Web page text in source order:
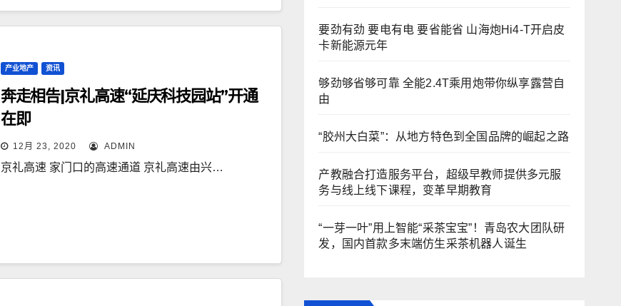
产业地产 资讯
奔走相告|京礼高速“延庆科技园站”开通
在即
12月 23, 2020 ADMIN
京礼高速 家门口的高速通道 京礼高速由兴…
要劲有劲 要电有电 要省能省 山海炮Hi4-T开启皮
卡新能源元年
够劲够省够可靠 全能2.4T乘用炮带你纵享露营自
由
“胶州大白菜”：从地方特色到全国品牌的崛起之路
产教融合打造服务平台，超级早教师提供多元服
务与线上线下课程，变革早期教育
“一芽一叶”用上智能“采茶宝宝”！青岛农大团队研
发，国内首款多末端仿生采茶机器人诞生